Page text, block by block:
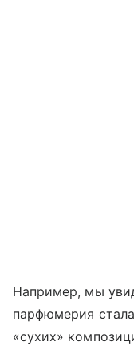
Например, мы
парфюмерия
«сухих»